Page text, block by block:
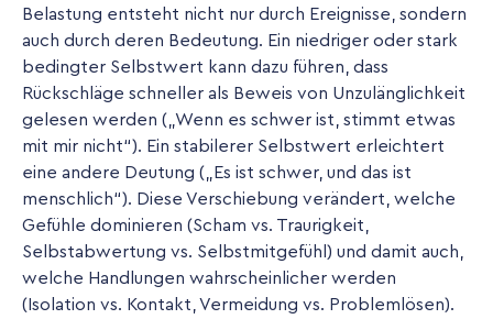
Belastung entsteht nicht nur durch Ereignisse, sondern
auch durch deren Bedeutung. Ein niedriger oder stark
bedingter Selbstwert kann dazu führen, dass
Rückschläge schneller als Beweis von Unzulänglichkeit
gelesen werden („Wenn es schwer ist, stimmt etwas
mit mir nicht“). Ein stabilerer Selbstwert erleichtert
eine andere Deutung („Es ist schwer, und das ist
menschlich“). Diese Verschiebung verändert, welche
Gefühle dominieren (Scham vs. Traurigkeit,
Selbstabwertung vs. Selbstmitgefühl) und damit auch,
welche Handlungen wahrscheinlicher werden
(Isolation vs. Kontakt, Vermeidung vs. Problemlösen).